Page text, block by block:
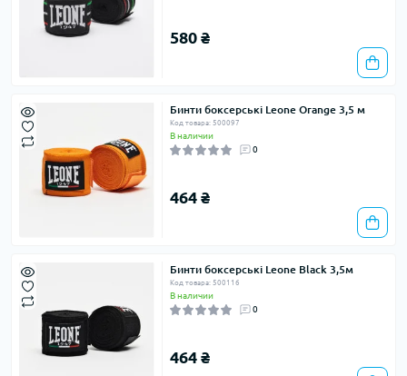
580 ₴
Бинти боксерські Leone Orange 3,5 м
Код товара: 500097
В наличии
0
464 ₴
Бинти боксерські Leone Black 3,5м
Код товара: 500116
В наличии
0
464 ₴